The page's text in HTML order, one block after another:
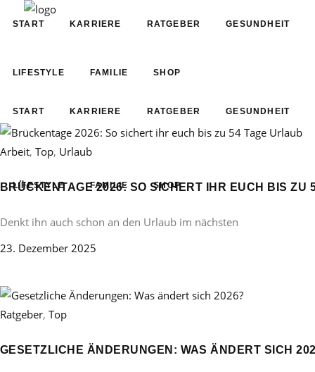
START KARRIERE RATGEBER GESUNDHEIT
LIFESTYLE FAMILIE SHOP
START KARRIERE RATGEBER GESUNDHEIT
LIFESTYLE FAMILIE SHOP
Arbeit, Top, Urlaub
BRÜCKENTAGE 2026: SO SICHERT IHR EUCH BIS ZU
Denkt ihn auch schon an den Urlaub im nächsten
23. Dezember 2025
Ratgeber, Top
GESETZLICHE ÄNDERUNGEN: WAS ÄNDERT SICH